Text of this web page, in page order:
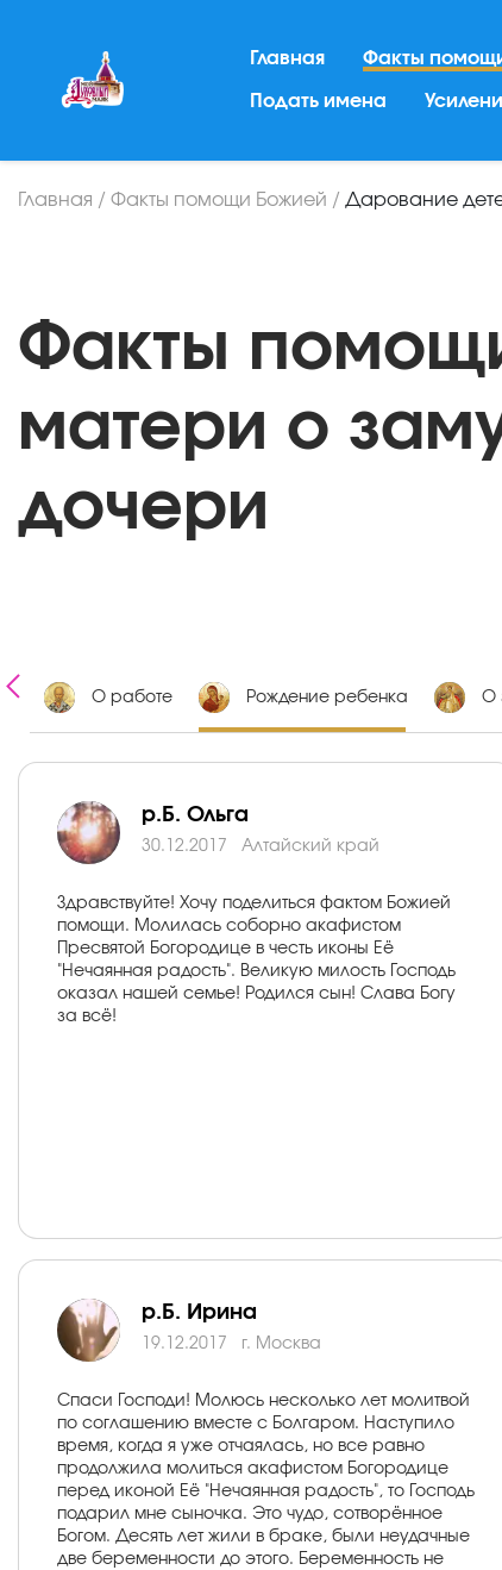
Главная Факты
Подать имена
Главная / Факты помощи Божией / Дарование
Факты
матери о
дочери
О работе Рождение ребенка О
р.Б. Ольга
30.12.2017 Алтайский край
Здравствуйте! Хочу поделиться фактом Божией
помощи. Молилась соборно акафистом
Пресвятой Богородице в честь иконы Её
"Нечаянная радость". Великую милость Господь
оказал нашей семье! Родился сын! Слава Богу
за всё!
р.Б. Ирина
19.12.2017 г. Москва
Спаси Господи! Молюсь несколько лет молитвой
по соглашению вместе с Болгаром. Наступило
время, когда я уже отчаялась, но все равно
продолжила молиться акафистом Богородице
перед иконой Её "Нечаянная радость", то Господь
подарил мне сыночка. Это чудо, сотворённое
Богом. Десять лет жили в браке, были неудачные
две беременности до этого. Беременность не